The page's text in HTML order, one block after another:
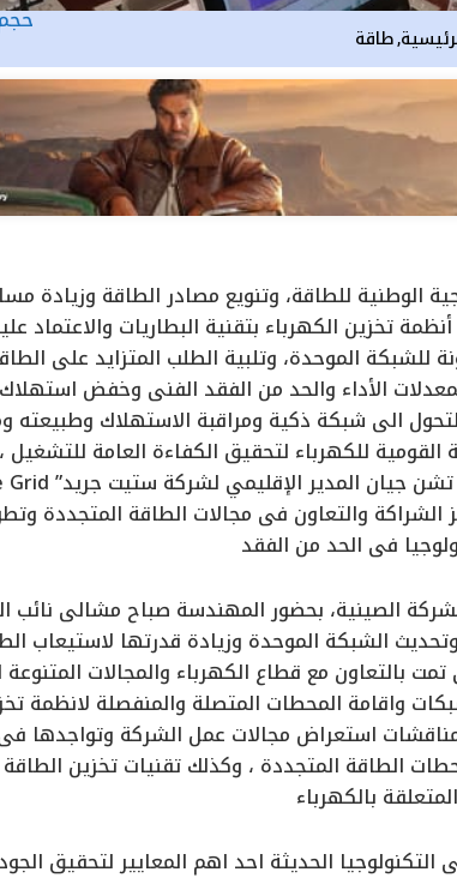
,طاقة
الوطنية للطاقة، وتنويع مصادر الطاقة وزيادة
تخزين الكهرباء بتقنية البطاريات والاعتماد
للشبكة الموحدة، وتلبية الطلب المتزايد على
الأداء والحد من الفقد الفنى وخفض
الى شبكة ذكية ومراقبة الاستهلاك وطبيعته
للكهرباء لتحقيق الكفاءة العامة للتشغيل
الشراكة والتعاون فى مجالات الطاقة المتجددة
فى الحد من الفقد
الصينية، بحضور المهندسة صباح مشالى نائب
الشبكة الموحدة وزيادة قدرتها لاستيعاب
بالتعاون مع قطاع الكهرباء والمجالات
واقامة المحطات المتصلة والمنفصلة لانظمة
استعراض مجالات عمل الشركة وتواجدها
الطاقة المتجددة ، وكذلك تقنيات تخزين
بالكهرباء
الحديثة احد اهم المعايير لتحقيق